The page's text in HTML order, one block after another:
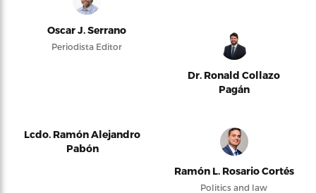
Oscar J. Serrano
Periodista Editor
Dr. Ronald Collazo
Pagán
Lcdo. Ramón Alejandro
Pabón
Ramón L. Rosario Cortés
Politics and law